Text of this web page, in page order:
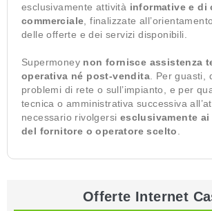
esclusivamente attività informative e di
commerciale , finalizzate
delle offerte e dei servizi disponibili.
Supermoney non fornisce assistenza
operativa né post-vendita . Per guasti,
problemi di rete o sull’impianto, e per
tecnica o amministrativa successiva
necessario rivolgersi esclusivamente
del fornitore o operatore scelto
Offerte Internet